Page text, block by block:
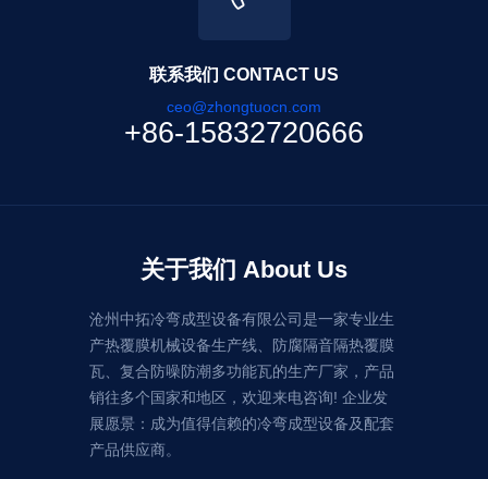
联系我们 CONTACT US
ceo@zhongtuocn.com
+86-15832720666
关于我们 About Us
沧州中拓冷弯成型设备有限公司是一家专业生
产热覆膜机械设备生产线、防腐隔音隔热覆膜
瓦、复合防噪防潮多功能瓦的生产厂家，产品
销往多个国家和地区，欢迎来电咨询! 企业发
展愿景：成为值得信赖的冷弯成型设备及配套
产品供应商。